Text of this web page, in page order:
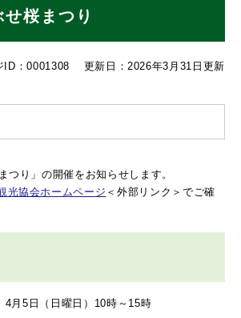
桜まつり
ID：0001308 更新日：2026年3月31日更新
り」の開催をお知らせします。
光協会ホームページ ＜外部リンク＞ でご確
月5日（日曜日）10時～15時